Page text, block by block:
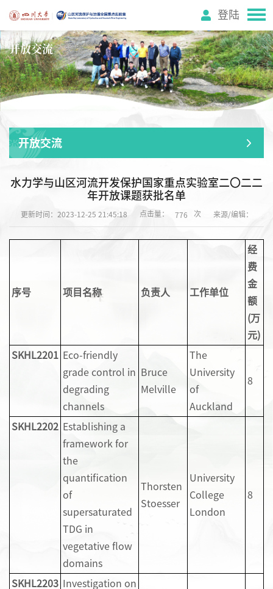
登陆
开放交流
开放交流
水力学与山区河流开发保护国家重点实验室二〇二二
年开放课题获批名单
更新时间：2023-12-25 21:45:18 点击量： 776 次 来源/编辑：
序号 项目名称 负责人 工作单位
经
费
金
额
(万
元)
SKHL2201
Eco-friendly
grade control in
degrading
channels
Bruce
Melville
The
University
of
Auckland
8
SKHL2202 Establishing a
framework for
the
quantification
of
supersaturated
TDG in
vegetative flow
domains
Thorsten
Stoesser
University
College
London
8
SKHL2203 Investigation on